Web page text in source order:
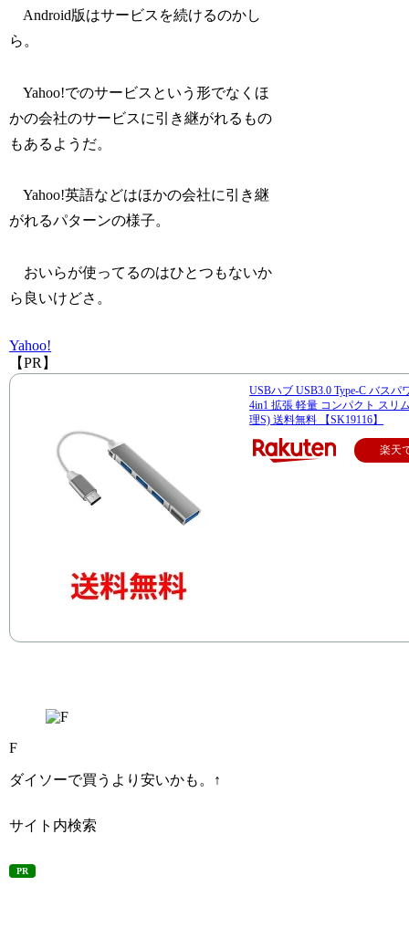
Android版はサービスを続けるのかし
ら。
Yahoo!でのサービスという形でなくほ
かの会社のサービスに引き継がれるもの
もあるようだ。
Yahoo!英語などはほかの会社に引き継
がれるパターンの様子。
おいらが使ってるのはひとつもないか
ら良いけどさ。
Yahoo!
【PR】
USBハブ USB3.0 Type-C バスパ
4in1 拡張 軽量 コンパクト スリ
理S) 送料無料 【SK19116】
楽天
F
ダイソーで買うより安いかも。↑
サイト内検索
PR